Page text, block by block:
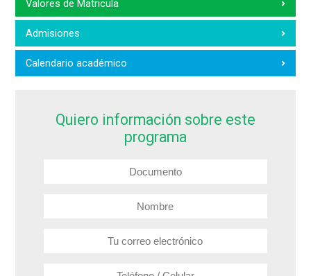
Valores de Matricula
Admisiones
Calendario académico
Quiero información sobre este
programa